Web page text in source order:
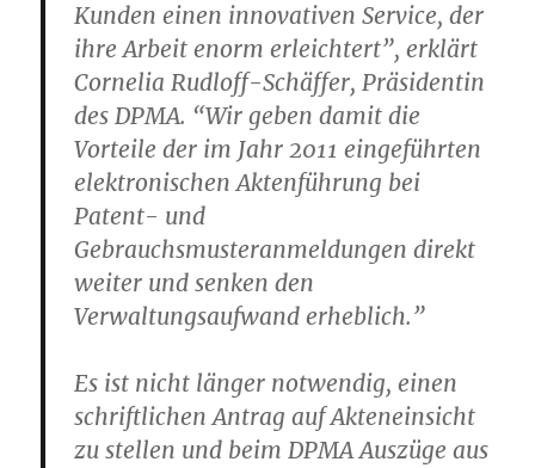
Kunden einen innovativen Service, der
ihre Arbeit enorm erleichtert”, erklärt
Cornelia Rudloff-Schäffer, Präsidentin
des DPMA. “Wir geben damit die
Vorteile der im Jahr 2011 eingeführten
elektronischen Aktenführung bei
Patent- und
Gebrauchsmusteranmeldungen direkt
weiter und senken den
Verwaltungsaufwand erheblich.”
Es ist nicht länger notwendig, einen
schriftlichen Antrag auf Akteneinsicht
zu stellen und beim DPMA Auszüge aus